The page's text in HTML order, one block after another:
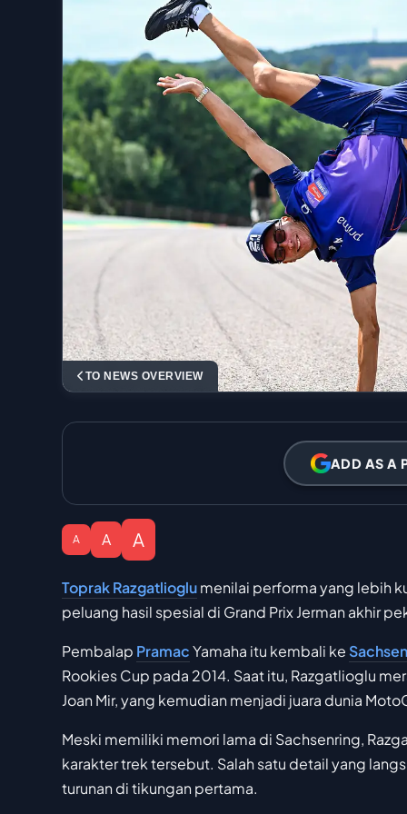
TO NEWS OVERVIEW
ADD AS A
A A A
Toprak Razgatlioglumenilai performa yang lebih
peluang hasil spesial di Grand Prix Jerman akhir
Pembalap PramacYamaha itu kembali ke
Rookies Cup pada 2014. Saat itu, Razgatlioglu
Joan Mir, yang kemudian menjadi juara dunia
Meski memiliki memori lama di Sachsenring,
karakter trek tersebut. Salah satu detail yang
turunan di tikungan pertama.